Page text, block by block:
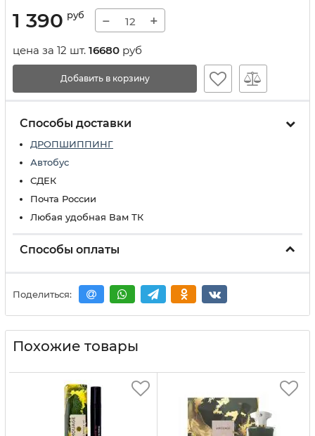
1 390 руб − +
цена за 12 шт. 16680 руб
Добавить в корзину
Способы доставки
ДРОПШИППИНГ
Автобус
СДЕК
Почта России
Любая удобная Вам ТК
Способы оплаты
Поделиться:
Похожие товары